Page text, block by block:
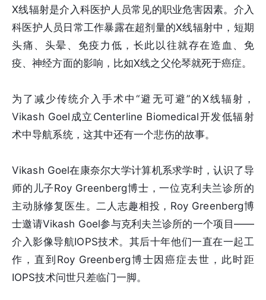
X线辐射是介入科医护人员常见的职业危害因素。介入
科医护人员日常工作暴露在超剂量的X线辐射中，短期
头痛、头晕、免疫力低，长此以往就存在造血、免
疫、神经方面的影响，比如X线之父伦琴就死于癌症。
为了减少传统介入手术中“避无可避”的X线辐射，
Vikash Goel成立Centerline Biomedical开发低辐射
术中导航系统，这其中还有一个悲伤的故事。
Vikash Goel在康奈尔大学计算机系求学时，认识了导
师的儿子Roy Greenberg博士，一位克利夫兰诊所的
主动脉修复医生。二人志趣相投，Roy Greenberg博
士邀请Vikash Goel参与克利夫兰诊所的一个项目——
介入影像导航IOPS技术。其后十年他们一直在一起工
作，直到Roy Greenberg博士因癌症去世，此时距
IOPS技术问世只差临门一脚。